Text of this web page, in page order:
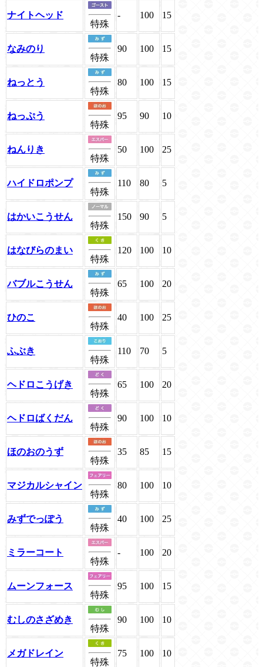
ナイトヘッド
特殊
- 100 15
なみのり
特殊
90 100 15
ねっとう
特殊
80 100 15
ねっぷう
特殊
95 90 10
ねんりき
特殊
50 100 25
ハイドロポンプ
特殊
110 80 5
はかいこうせん
特殊
150 90 5
はなびらのまい
特殊
120 100 10
バブルこうせん
特殊
65 100 20
ひのこ
特殊
40 100 25
ふぶき
特殊
110 70 5
ヘドロこうげき
特殊
65 100 20
ヘドロばくだん
特殊
90 100 10
ほのおのうず
特殊
35 85 15
マジカルシャイン
特殊
80 100 10
みずでっぽう
特殊
40 100 25
ミラーコート
特殊
- 100 20
ムーンフォース
特殊
95 100 15
むしのさざめき
特殊
90 100 10
メガドレイン
特殊
75 100 10